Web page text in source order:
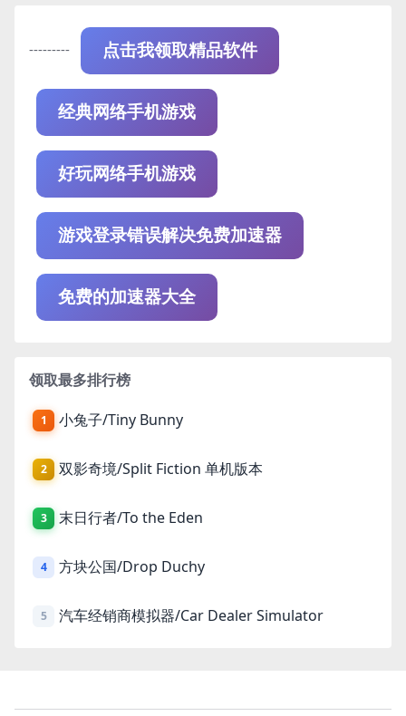
--------- 点击我领取精品软件
经典网络手机游戏
好玩网络手机游戏
游戏登录错误解决免费加速器
免费的加速器大全
领取最多排行榜
1 小兔子/Tiny Bunny
2 双影奇境/Split Fiction 单机版本
3 末日行者/To the Eden
4 方块公国/Drop Duchy
5 汽车经销商模拟器/Car Dealer Simulator